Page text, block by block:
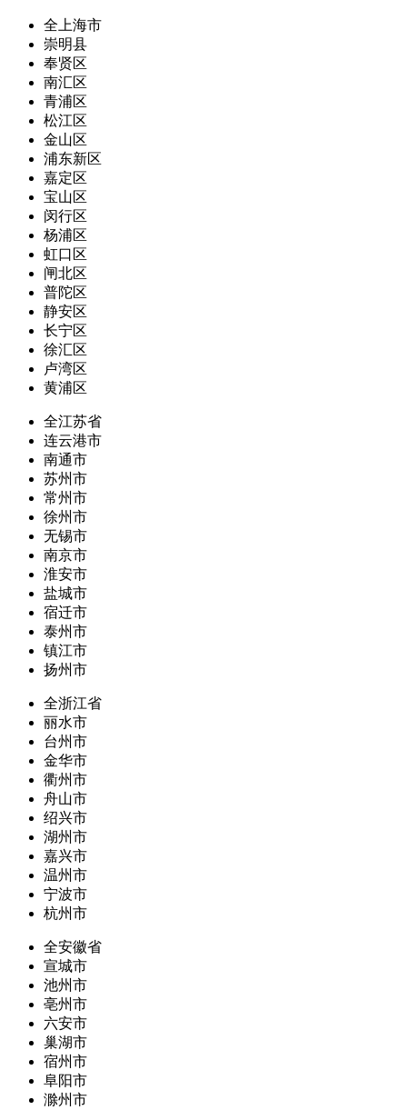
全上海市
崇明县
奉贤区
南汇区
青浦区
松江区
金山区
浦东新区
嘉定区
宝山区
闵行区
杨浦区
虹口区
闸北区
普陀区
静安区
长宁区
徐汇区
卢湾区
黄浦区
全江苏省
连云港市
南通市
苏州市
常州市
徐州市
无锡市
南京市
淮安市
盐城市
宿迁市
泰州市
镇江市
扬州市
全浙江省
丽水市
台州市
金华市
衢州市
舟山市
绍兴市
湖州市
嘉兴市
温州市
宁波市
杭州市
全安徽省
宣城市
池州市
亳州市
六安市
巢湖市
宿州市
阜阳市
滁州市